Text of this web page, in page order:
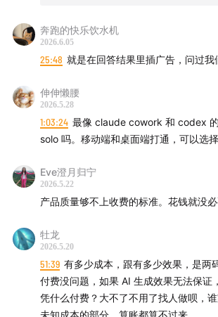
奔跑的快乐饮水机
2026.6.05
25:48 就是在回答结果里插广告，问过我
伸伸懒腰
2026.5.28
1:03:24 最像 claude cowork 和 codex
solo 吗。移动端和桌面端打通，可以选
Eve澄月归宁
2026.5.22
产品质量够不上收费的标准。花钱就没
牡龙
2026.5.20
51:39 有多少成本，跟有多少效果，是两
付费没问题，如果 AI 生成效果无法保证
凭什么付费？大不了不用了找人做呗，
未知成本的部分，算账都算不过来